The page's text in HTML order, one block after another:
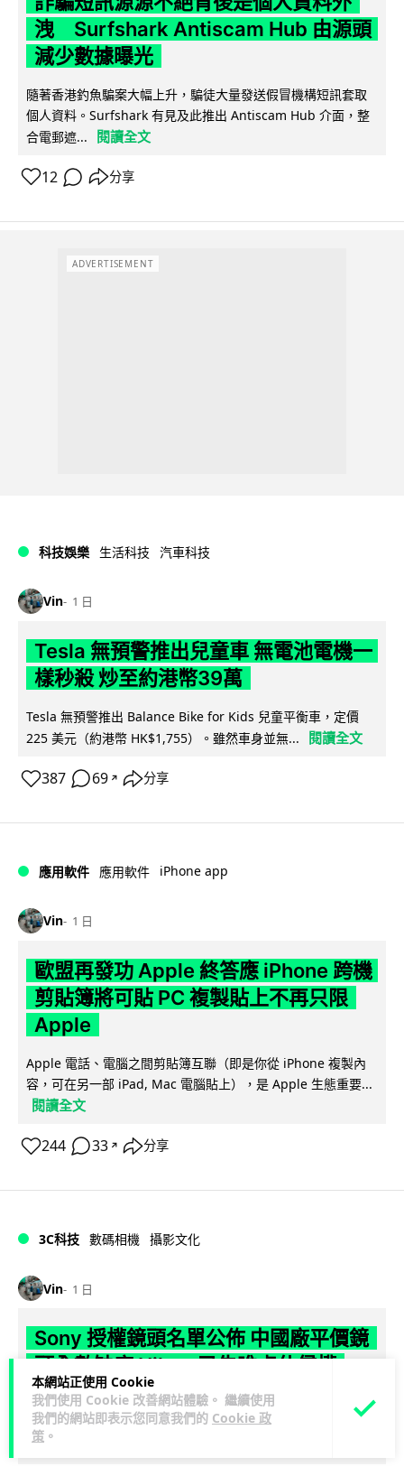
本網站正使用 Cookie
我們使用 Cookie 改善網站體驗。 繼續使用
我們的網站即表示您同意我們的 Cookie 政
策 。
洩 Surfshark Antiscam Hub 由源頭
減少數據曝光
隨著香港釣魚騙案大幅上升，騙徒大量發送假冒機構短訊套取
個人資料。Surfshark 有見及此推出 Antiscam Hub 介面，整
合電郵遮...
閱讀全文
12 分享
ADVERTISEMENT
科技娛樂 生活科技 汽車科技
Vin 1 日
Tesla 無預警推出兒童車 無電池電機一
樣秒殺 炒至約港幣39萬
Tesla 無預警推出 Balance Bike for Kids 兒童平衡車，定價
225 美元（約港幣 HK$1,755）。雖然車身並無...
閱讀全文
387 69 ↗ 分享
應用軟件 應用軟件 iPhone app
Vin 1 日
歐盟再發功 Apple 終答應 iPhone 跨機
剪貼簿將可貼 PC 複製貼上不再只限
Apple
Apple 電話、電腦之間剪貼簿互聯（即是你從 iPhone 複製內
容，可在另一部 iPad, Mac 電腦貼上），是 Apple 生態重要...
閱讀全文
244 33 ↗ 分享
3C科技 數碼相機 攝影文化
Vin 1 日
Sony 授權鏡頭名單公佈 中國廠平價鏡
頭全數缺席 Nikon 已告唯卓仕侵權
Sony 公佈截至 2026 年 7 月的 E-Mount 鏡頭官方授權合作夥
伴名單，共 9 間夥伴入圍，包括蔡司、富士、適馬、騰龍等傳
統光...